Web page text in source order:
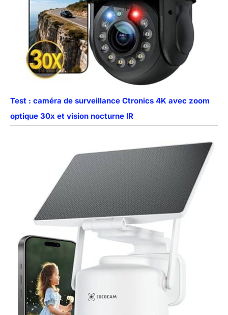
Test : caméra de surveillance Ctronics 4K avec zoom
optique 30x et vision nocturne IR